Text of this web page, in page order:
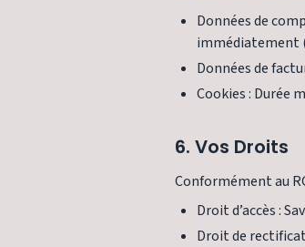
Données de
immédiatement
Données de
Cookies : Durée
6. Vos Droits
Conformément au
Droit d’accès :
Droit de